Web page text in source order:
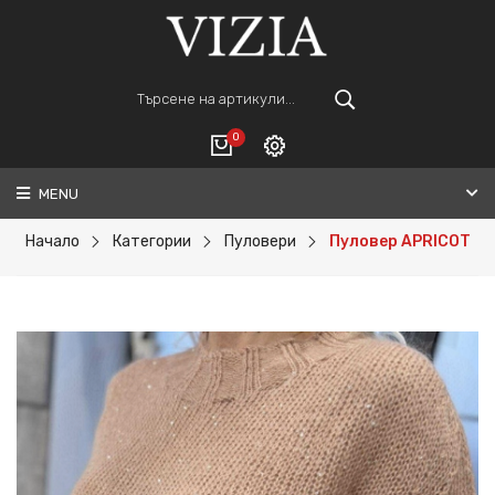
0
ВАШАТА КОЛИЧКА Е ПРАЗНА.
ПОРЪЧАЙ
Регистрация
MENU
Начало Категории Пуловери Пуловер APRICOT